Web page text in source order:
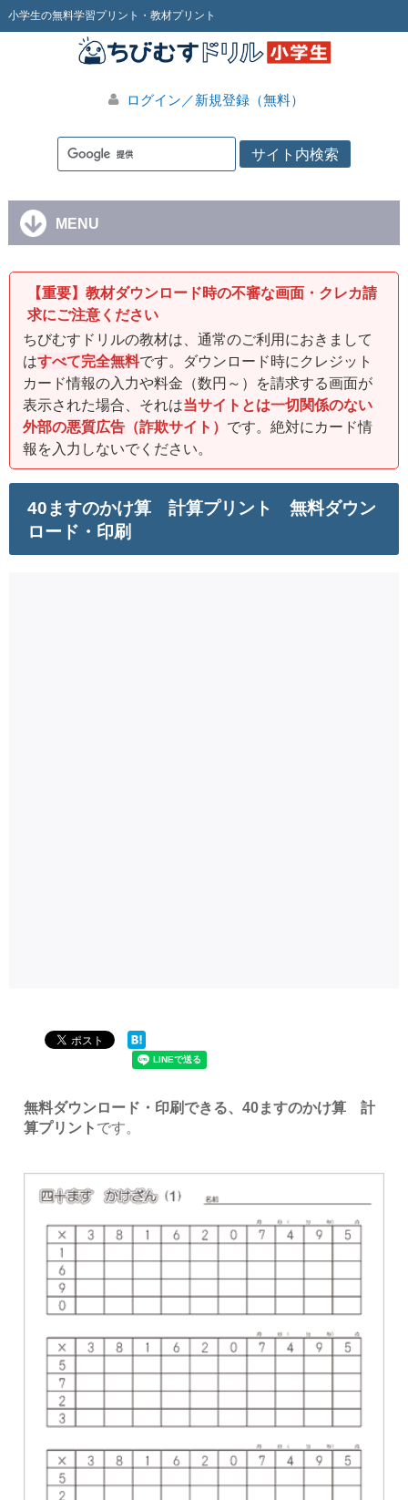
小学生の無料学習プリント・教材プリント
ログイン／新規登録（無料）
MENU
【重要】教材ダウンロード時の不審な画面・クレカ請
求にご注意ください
ちびむすドリルの教材は、通常のご利用におきまして
はすべて完全無料です。ダウンロード時にクレジット
カード情報の入力や料金（数円～）を請求する画面が
表示された場合、それは当サイトとは一切関係のない
外部の悪質広告（詐欺サイト） です。絶対にカード情
報を入力しないでください。
40ますのかけ算 計算プリント 無料ダウン
ロード・印刷
無料ダウンロード・印刷できる、40ますのかけ算 計
算プリント です。